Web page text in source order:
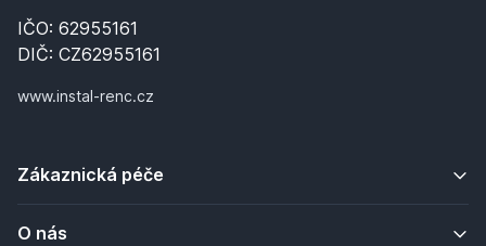
IČO: 62955161
DIČ: CZ62955161
www.instal-renc.cz
Zákaznická péče
O nás